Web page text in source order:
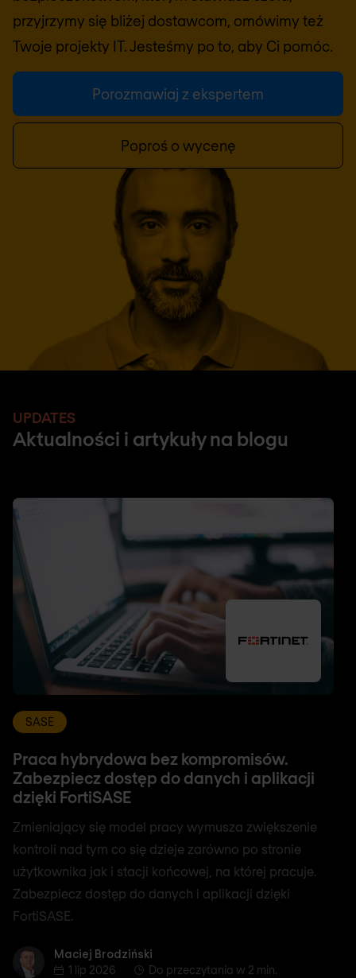
przyjrzymy się bliżej dostawcom, omówimy też
Twoje projekty IT. Jesteśmy po to, aby Ci pomóc.
Porozmawiaj z ekspertem
Poproś o wycenę
UPDATES
Aktualności i artykuły na blogu
SASE
Praca hybrydowa bez kompromisów.
Zabezpiecz dostęp do danych i aplikacji
dzięki FortiSASE
Zmieniający się model pracy wymusza zwiększenie
kontroli nad tym co się dzieje zarówno po stronie
użytkownika jak i stacji końcowej, na której pracuje.
Zabezpiecz dostęp do danych i aplikacji dzięki
FortiSASE.
Maciej Brodziński
Maciej Brodziński
1 lip 2026
Do przeczytania w 2 min.